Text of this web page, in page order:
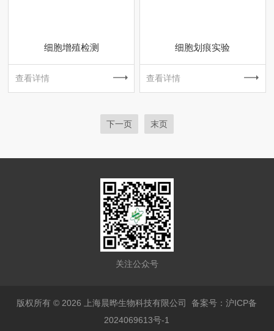
细胞增殖检测
查看详情
细胞划痕实验
查看详情
下一页 末页
关注公众号
版权所有 © 2026 上海晨晔生物科技有限公司备案号：沪ICP备
2024069613号-1